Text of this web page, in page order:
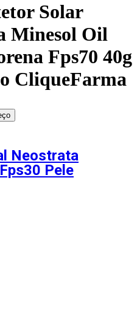
Solar
Minesol Oil
Fps70 40g
CliqueFarma
Neostrata
Pele